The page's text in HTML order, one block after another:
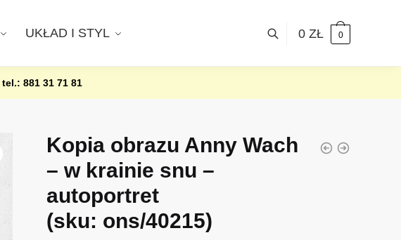
UKŁAD I STYL 0 ZŁ 0
tel.: 881 31 71 81
Kopia obrazu Anny Wach
– w krainie snu –
autoportret
(sku: ons/40215)